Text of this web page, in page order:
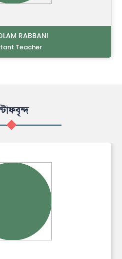
RABBANI
Teacher